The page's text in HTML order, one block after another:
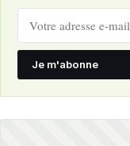
Je m'abonne